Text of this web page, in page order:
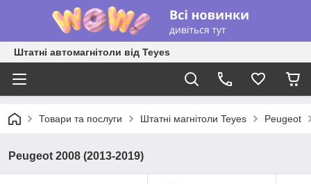
Штатні автомагнітоли від Teyes
Товари та послуги Штатні магнітоли Teyes Peugeot
Peugeot 2008 (2013-2019)